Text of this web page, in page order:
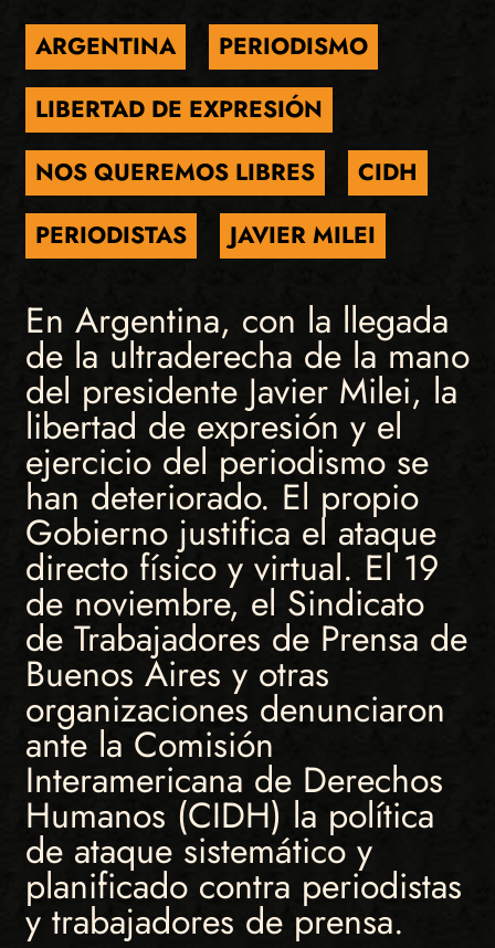
ARGENTINA
PERIODISMO
LIBERTAD DE EXPRESIÓN
NOS QUEREMOS LIBRES
CIDH
PERIODISTAS
JAVIER MILEI
En Argentina, con la llegada
de la ultraderecha de la mano
del presidente Javier Milei, la
libertad de expresión y el
ejercicio del periodismo se
han deteriorado. El propio
Gobierno justifica el ataque
directo físico y virtual. El 19
de noviembre, el Sindicato
de Trabajadores de Prensa de
Buenos Aires y otras
organizaciones denunciaron
ante la Comisión
Interamericana de Derechos
Humanos (CIDH) la política
de ataque sistemático y
planificado contra periodistas
y trabajadores de prensa.